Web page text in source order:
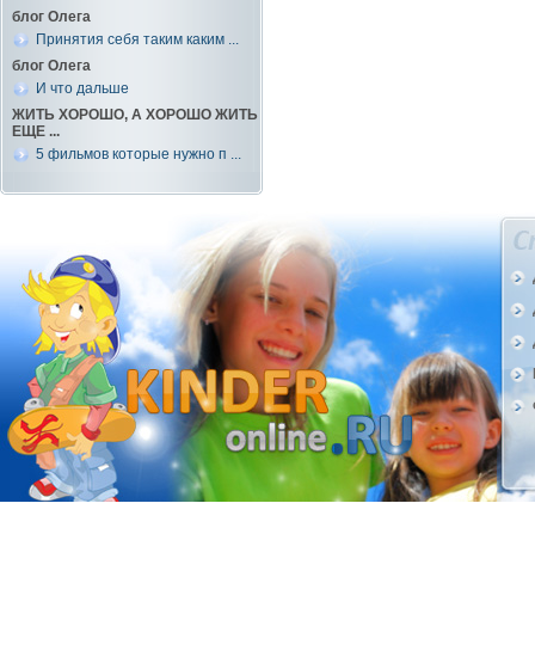
блог Олега
Принятия себя таким каким ...
блог Олега
И что дальше
ЖИТЬ ХОРОШО, А ХОРОШО ЖИТЬ
ЕЩЕ ...
5 фильмов которые нужно п ...